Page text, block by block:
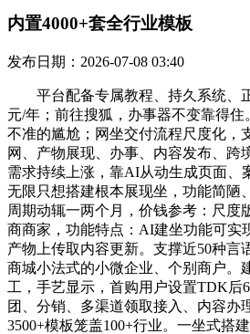
内置4000+套全行业模板
发布日期：2026-07-08 03:40
平台配备专属教程、持久系统、正
元/年；前往搜狐，办事器不变靠得
不准的尴尬；网坐交付流程尺度化，
网、产物展现、办事、内容发布、
需求持续上涨，靠AI从动生成页面、
无限只想搭建根本展现坐，功能简陋
周期动辄一两个月，价钱参考：尺
商商家，功能特点：AI建坐功能可实
产物上传取内容更新。支撑近50种
商城小法式的小微企业、个别商户。
工，手艺显示，首购用户设置TDK后
团、分销、多渠道领取接入、内容办
3500+模板笼盖100+行业。一坐式搭